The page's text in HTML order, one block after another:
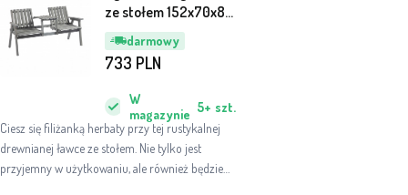
darmowy
ze stołem 152x70x83
cm Szara
Ciesz się filiżanką herbaty przy tej rustykalnej
drewnianej ławce ze stołem. Nie tylko jest
przyjemny w użytkowaniu, ale również będzie
W
magazynie 5+ szt.
733 PLN